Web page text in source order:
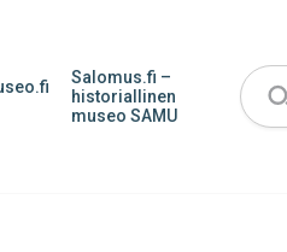
Salomus.fi –
historiallinen
museo SAMU